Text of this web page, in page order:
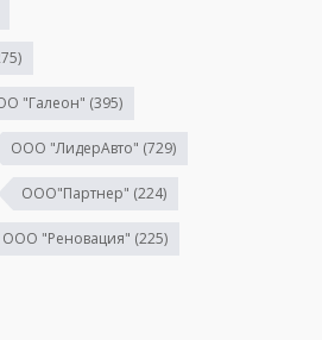
"Галеон" (395)
ООО "ЛидерАвто" (729)
ООО"Партнер" (224)
ООО "Реновация" (225)